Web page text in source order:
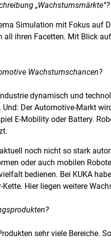
„Wachstumsmärkte“?
Simulation mit Fokus auf
all ihren Facetten. Mit Blick
Wachstumschancen?
dynamisch und
Der Automotive-Markt
E-Mobility oder Battery.
noch nicht so stark
oder auch mobilen
bedienen. Bei KUKA
Hier liegen weitere
sehr viele Bereiche.